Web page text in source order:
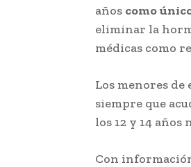
años como
eliminar la
médicas como
Los menores
siempre que
los 12 y 14
Con